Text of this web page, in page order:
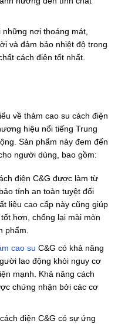
những nơi thoáng mát,
và đảm bảo nhiệt độ trong
cách điện tốt nhất.
về thảm cao su cách điện
hiệu nổi tiếng Trung
Sản phẩm này đem đến
người dùng, bao gồm:
điện C&G được làm từ
tính an toàn tuyệt đối
liệu cao cấp này cũng giúp
hơn, chống lại mài mòn
phẩm.
cao su C&G có khả năng
lao động khỏi nguy cơ
mạnh. Khả năng cách
chứng nhận bởi các cơ
điện C&G có sự ứng